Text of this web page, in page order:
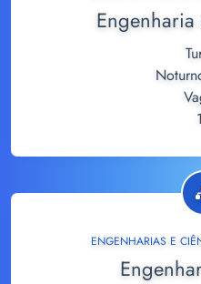
ENGENHARIAS E